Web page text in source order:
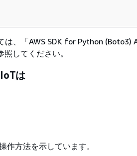
は、「AWS SDK for Python (Boto3)
照してください。
は
作方法を示しています。